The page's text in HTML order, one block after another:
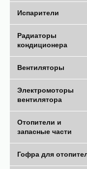
Испарители
Радиаторы
кондиционера
Вентиляторы
Электромоторы
вентилятора
Отопители и
запасные части
Гофра для